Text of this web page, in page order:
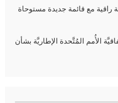
مع قائمة جديدة مستوحاة
الأُمم المُتَّحدة الإطاريَّة بشأن